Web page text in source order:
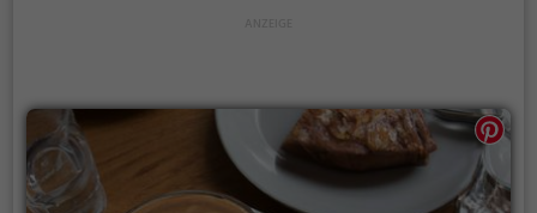
Mongolian Barbecue.